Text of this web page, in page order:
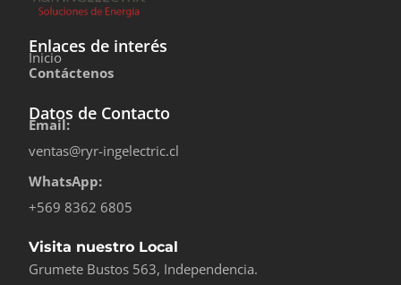
Enlaces de interés
Inicio
Contáctenos
Datos de Contacto
Email:
ventas@ryr-ingelectric.cl
WhatsApp:
+569 8362 6805
Visita nuestro Local
Grumete Bustos 563, Independencia.